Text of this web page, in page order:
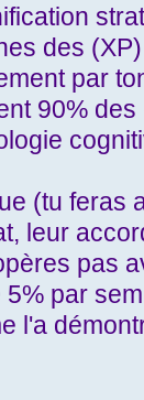
des
par
90%
(tu feras
leur
pas
par
l'a